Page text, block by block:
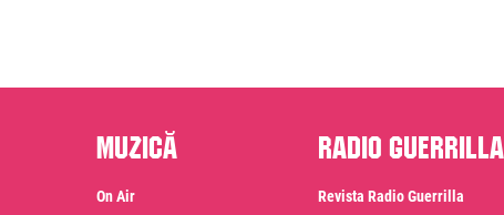
Muzică
On Air
Radio Guerrilla
Revista Radio Guerrilla